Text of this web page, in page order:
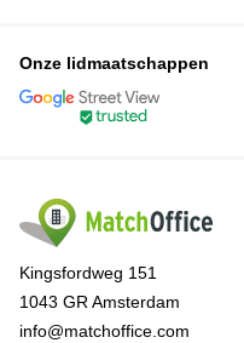
Onze lidmaatschappen
Kingsfordweg 151
1043 GR Amsterdam
info@matchoffice.com